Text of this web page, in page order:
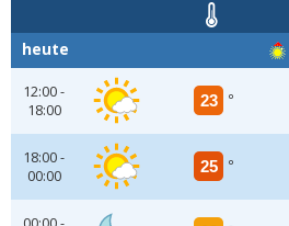
heute
12:00 -
18:00
23 °
18:00 -
00:00
25 °